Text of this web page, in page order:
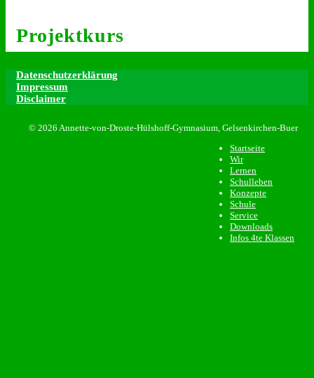
Projektkurs
Datenschutzerklärung
Impressum
Disclaimer
© 2026 Annette-von-Droste-Hülshoff-Gymnasium, Gelsenkirchen-Buer
Startseite
Wir
Lernen
Schulleben
Konzepte
Schule
Service
Downloads
Infos 4te Klassen